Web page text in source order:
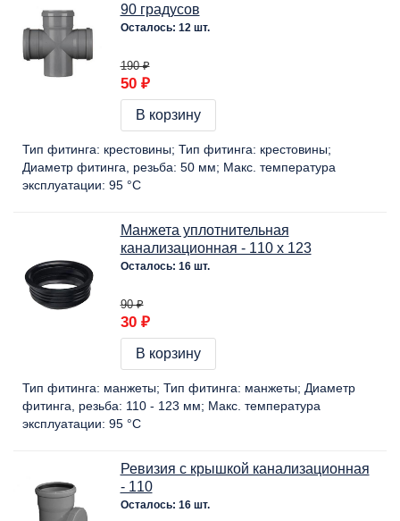
90 градусов
Осталось: 12 шт.
190 ₽
50 ₽
В корзину
Тип фитинга: крестовины Тип фитинга: крестовины
Диаметр фитинга, резьба: 50 мм
Макс. температура
эксплуатации: 95 °C
Манжета уплотнительная
канализационная - 110 х 123
Осталось: 16 шт.
90 ₽
30 ₽
В корзину
Тип фитинга: манжеты Тип фитинга: манжеты
Диаметр
фитинга, резьба: 110 - 123 мм
Макс. температура
эксплуатации: 95 °C
Ревизия с крышкой канализационная
- 110
Осталось: 16 шт.